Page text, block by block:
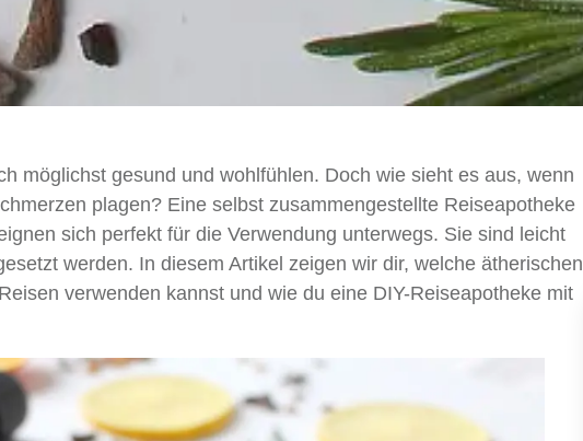
möglichst gesund und wohlfühlen. Doch wie sieht es aus, wenn
plagen? Eine selbst zusammengestellte Reiseapotheke
sich perfekt für die Verwendung unterwegs. Sie sind leicht
werden. In diesem Artikel zeigen wir dir, welche ätherischen
verwenden kannst und wie du eine DIY-Reiseapotheke mit